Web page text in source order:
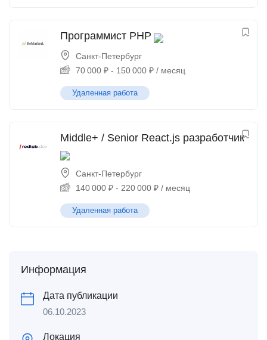
Программист PHP
Санкт-Петербург
70 000 ₽ - 150 000 ₽ / месяц
Удаленная работа
Middle+ / Senior React.js разработчик
Санкт-Петербург
140 000 ₽ - 220 000 ₽ / месяц
Удаленная работа
Информация
Дата публикации
06.10.2023
Локация